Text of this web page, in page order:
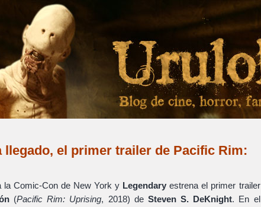
llegado, el primer trailer de Pacific Rim:
la Comic-Con de New York y Legendary estrena el primer trailer
(Pacific Rim: Uprising, 2018) de Steven S. DeKnight. En el